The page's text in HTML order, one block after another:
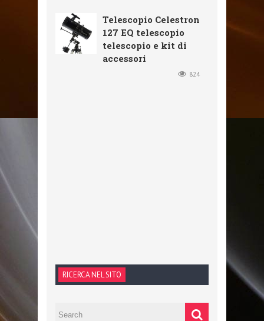
Telescopio Celestron
127 EQ telescopio
telescopio e kit di
accessori
824
RICERCA NEL SITO